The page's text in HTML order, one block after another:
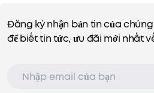
Đăng ký nhận bản tin của
để biết tin tức, ưu đãi mới nhất